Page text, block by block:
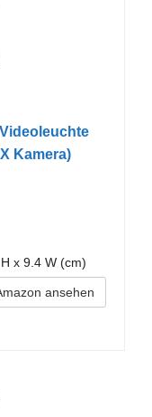
Kamera)
x 9.4 W (cm)
ansehen